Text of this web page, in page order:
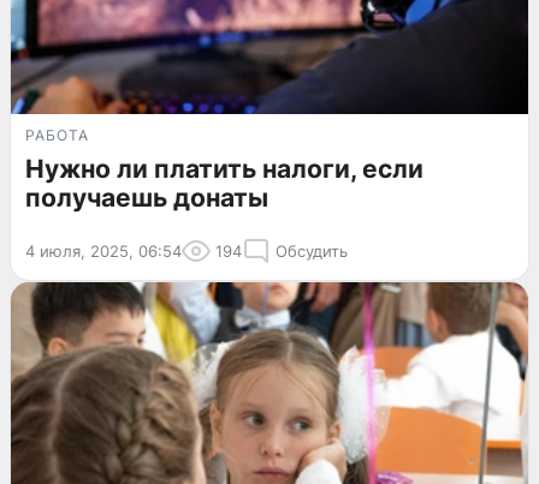
РАБОТА
Нужно ли платить налоги, если
получаешь донаты
4 июля, 2025, 06:54 194 Обсудить